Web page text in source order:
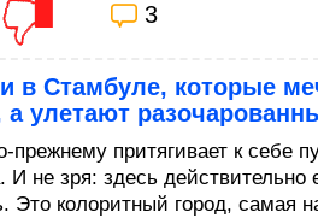
3
в Стамбуле, которые
а улетают
прежнему притягивает к себе
И не зря: здесь действительно
Это колоритный город, самая